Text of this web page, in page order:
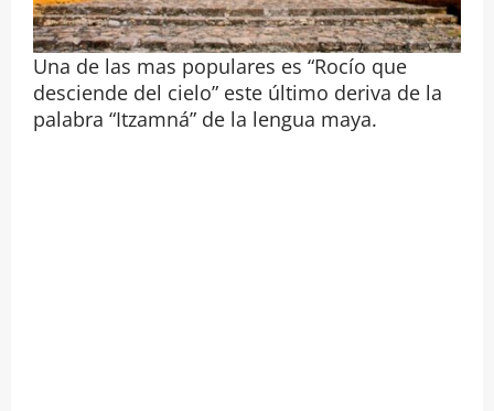
Una de las mas populares es “Rocío que
desciende del cielo” este último deriva de la
palabra “Itzamná” de la lengua maya.